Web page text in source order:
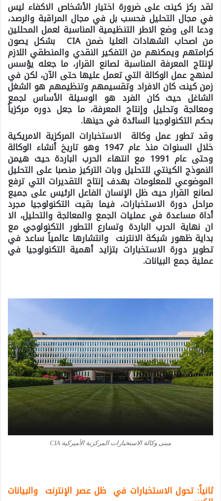
لقد ركز كينت على ضرورة اختيار الأشخاص الاكفاء ليس
في مجال التحليل فحسب بل في مجال المراقبة والرصد،
ودعا الى وضع الاطر التنظيمية المناسبة لعمل المحللين
من اصحاب الشهادات العليا ضمن CIA بشكل يصون
كرامتهم ويمكنهم من التفكير النقدي والمنطقي اللازم
لإنتاج المعرفة المناسبة لصانع القرار، ما جعله يؤسس
لمنهج عمل الوكالة التي تعمل عليها حتى الآن، لكن في
زمن كينت كان الافراد وتقسيمهم وتنظيمهم هو الشغل
الشاغل حيث كان الفرد هو الوسيلة الأساس لجمع
ومعالجة وتحليل وإنتاج المعرفة، ما جعل دوره مركزياً
بحكم التكنولوجيا السائدة في حينها.
وقد تطور عمل وكالة الاستخبارات المركزية الامريكية
خلال السنوات منذ عام 1947 وهو تاريخ أنشاء الوكالة
وحتى عام 1991 مع انتهاء الحرب الباردة حيث هيمن
النموذج الكينتي للتحليل وبات التركيز منصبا على التحليل
الموضوعي للمعلومات بهدف إنتاج التقديرات التي ترفع
لصانع القرار حيث ظل الإنسان الفاعل الرئيس على جميع
مراحل دورة الاستخبارات، فيما بقيت التكنولوجيا مجرد
أداة مساعدة في عمليات الجمع والمعالجة والتحليل، الا
ان نهاية الحرب الباردة وتسارع التطور التكنولوجي مع
بداية ظهور شبكة الانترنت وانتشارها عالمياً ساعد في
تطوير دورة الاستخبارات بتزايد أهمية التكنولوجيا في
عملية جمع البيانات.
مبنى وكالة الاستخبارات المركزية الأميركية CIA
ثانياً: تحول الاستخبارات في ظل عصر الإنترنت والبيانات